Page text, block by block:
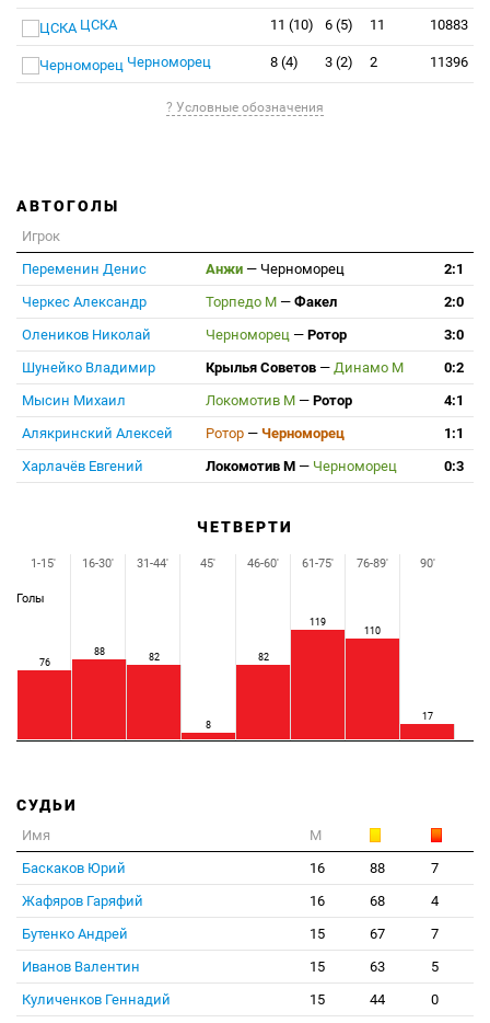
ЦСКА 11 (10) 6 (5) 11 10883
Черноморец 8 (4) 3 (2) 2 11396
? Условные обозначения
АВТОГОЛЫ
Игрок
Переменин Денис
Анжи — Черноморец
2:1
Черкес Александр
Торпедо М — Факел
2:0
Олеников Николай
Черноморец — Ротор
3:0
Шунейко Владимир
Крылья Советов — Динамо М
0:2
Мысин Михаил
Локомотив М — Ротор
4:1
Алякринский Алексей
Ротор — Черноморец
1:1
Харлачёв Евгений
Локомотив М — Черноморец 0:3
ЧЕТВЕРТИ
Голы
76
88 82
8
82
119
110
17
1-15' 16-30' 31-44' 45' 46-60' 61-75' 76-89' 90'
СУДЬИ
Имя
М
Баскаков Юрий
16 88
7
Жафяров Гаряфий
16 68
4
Бутенко Андрей
15 67
7
Иванов Валентин
15 63
5
Куличенков Геннадий
15 44
0